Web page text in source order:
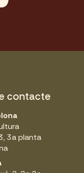
contacte
3a planta